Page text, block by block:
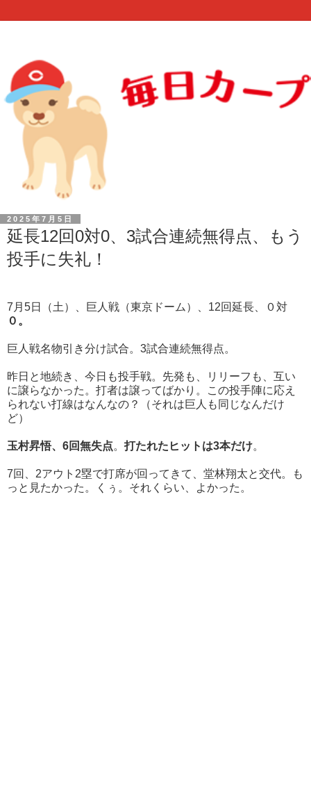
2025年7月5日
延長12回0対0、3試合連続無得点、もう
投手に失礼！
7月5日（土）、巨人戦（東京ドーム）、12回延長、０ 対
０ 。
巨人戦名物引き分け試合。3試合連続無得点。
昨日と地続き、今日も投手戦。先発も、リリーフも、互い
に譲らなかった。打者は譲ってばかり。
この投手陣に応え
られない打線はなんなの？（それは巨人も同じなんだけ
ど）
玉村昇悟、6回無失点。 打たれたヒットは3本だけ。
7回、2アウト2塁で打席が回ってきて、堂林翔太と交代。も
っと見たかった。くぅ。それくらい、よかった。